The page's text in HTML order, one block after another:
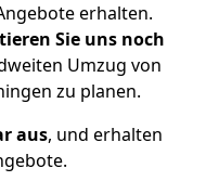
erhalten.
Sie uns noch
Umzug von
zu planen.
aus, und erhalten